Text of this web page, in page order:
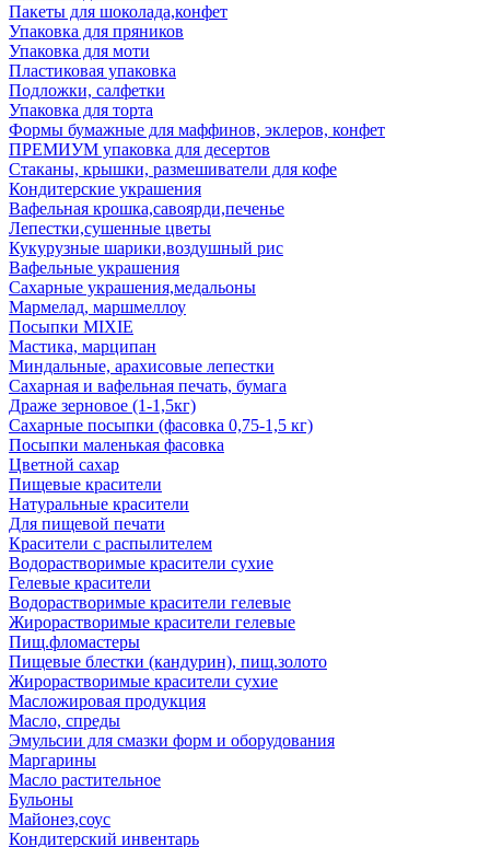
Пакеты для шоколада,конфет
Упаковка для пряников
Упаковка для моти
Пластиковая упаковка
Подложки, салфетки
Упаковка для торта
Формы бумажные для маффинов, эклеров, конфет
ПРЕМИУМ упаковка для десертов
Стаканы, крышки, размешиватели для кофе
Кондитерские украшения
Вафельная крошка,савоярди,печенье
Лепестки,сушенные цветы
Кукурузные шарики,воздушный рис
Вафельные украшения
Сахарные украшения,медальоны
Мармелад, маршмеллоу
Посыпки MIXIE
Мастика, марципан
Миндальные, арахисовые лепестки
Сахарная и вафельная печать, бумага
Драже зерновое (1-1,5кг)
Сахарные посыпки (фасовка 0,75-1,5 кг)
Посыпки маленькая фасовка
Цветной сахар
Пищевые красители
Натуральные красители
Для пищевой печати
Красители с распылителем
Водорастворимые красители сухие
Гелевые красители
Водорастворимые красители гелевые
Жирорастворимые красители гелевые
Пищ.фломастеры
Пищевые блестки (кандурин), пищ.золото
Жирорастворимые красители сухие
Масложировая продукция
Масло, спреды
Эмульсии для смазки форм и оборудования
Маргарины
Масло растительное
Бульоны
Майонез,соус
Кондитерский инвентарь